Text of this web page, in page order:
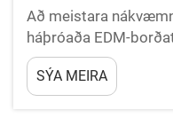
Að meistara
háþróaða EDM-
verið vart við
verkfræði, og EDM
í að búa til smástæð
SÝA MEIRA